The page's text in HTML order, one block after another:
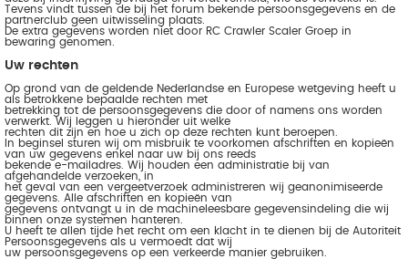
Tevens vindt tussen de bij het forum bekende persoonsgegevens en de
partnerclub geen uitwisseling plaats.
De extra gegevens worden niet door RC Crawler Scaler Groep in
bewaring genomen.
Uw rechten
Op grond van de geldende Nederlandse en Europese wetgeving heeft u
als betrokkene bepaalde rechten met
betrekking tot de persoonsgegevens die door of namens ons worden
verwerkt. Wij leggen u hieronder uit welke
rechten dit zijn en hoe u zich op deze rechten kunt beroepen.
In beginsel sturen wij om misbruik te voorkomen afschriften en kopieën
van uw gegevens enkel naar uw bij ons reeds
bekende e-mailadres. Wij houden een administratie bij van
afgehandelde verzoeken, in
het geval van een vergeetverzoek administreren wij geanonimiseerde
gegevens. Alle afschriften en kopieën van
gegevens ontvangt u in de machineleesbare gegevensindeling die wij
binnen onze systemen hanteren.
U heeft te allen tijde het recht om een klacht in te dienen bij de Autoriteit
Persoonsgegevens als u vermoedt dat wij
uw persoonsgegevens op een verkeerde manier gebruiken.